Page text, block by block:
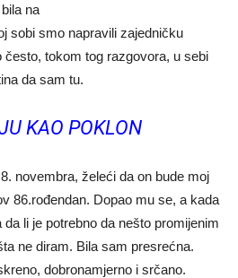
na
sobi smo napravili zajedničku
često, tokom tog razgovora, u sebi
da sam tu.
KAO POKLON
novembra, želeći da on bude moj
86.rođendan. Dopao mu se, a kada
li je potrebno da nešto promijenim
ne diram. Bila sam presrećna.
dobronamjerno i srčano.